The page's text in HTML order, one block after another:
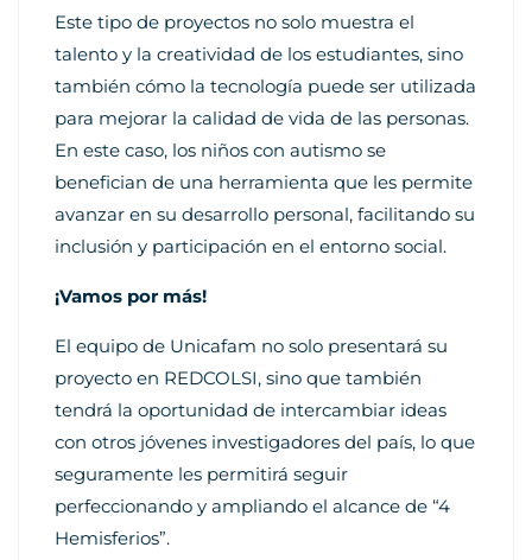
Este tipo de proyectos no solo muestra el
talento y la creatividad de los estudiantes, sino
también cómo la tecnología puede ser utilizada
para mejorar la calidad de vida de las personas.
En este caso, los niños con autismo se
benefician de una herramienta que les permite
avanzar en su desarrollo personal, facilitando su
inclusión y participación en el entorno social.
¡Vamos por más!
El equipo de Unicafam no solo presentará su
proyecto en REDCOLSI, sino que también
tendrá la oportunidad de intercambiar ideas
con otros jóvenes investigadores del país, lo que
seguramente les permitirá seguir
perfeccionando y ampliando el alcance de “4
Hemisferios”.